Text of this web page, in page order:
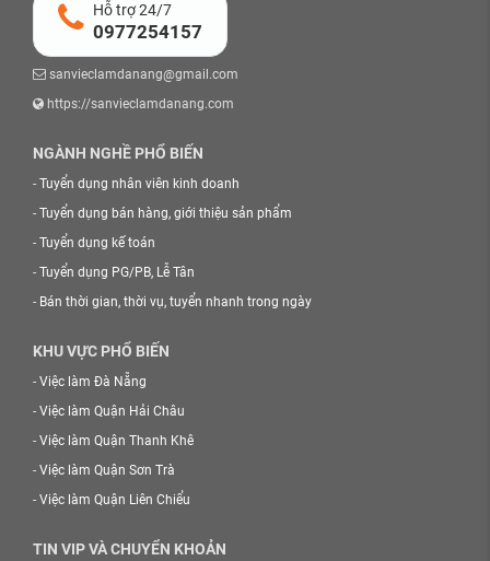
Hỗ trợ 24/7
0977254157
sanvieclamdanang@gmail.com
https://sanvieclamdanang.com
NGÀNH NGHỀ PHỔ BIẾN
- Tuyển dụng nhân viên kinh doanh
- Tuyển dụng bán hàng, giới thiệu sản phẩm
- Tuyển dụng kế toán
- Tuyển dụng PG/PB, Lễ Tân
- Bán thời gian, thời vụ, tuyển nhanh trong ngày
KHU VỰC PHỔ BIẾN
- Việc làm Đà Nẵng
- Việc làm Quận Hải Châu
- Việc làm Quận Thanh Khê
- Việc làm Quận Sơn Trà
- Việc làm Quận Liên Chiểu
TIN VIP VÀ CHUYỂN KHOẢN